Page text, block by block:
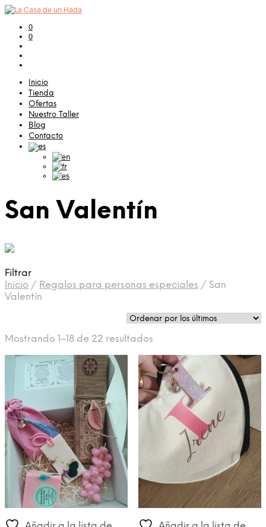
0
0
Inicio
Tienda
Ofertas
Nuestro Taller
Blog
Contacto
San Valentín
Filtrar
Inicio / Regalos para personas especiales / San
Valentín
Mostrando 1–18 de 22 resultados
los
últimos